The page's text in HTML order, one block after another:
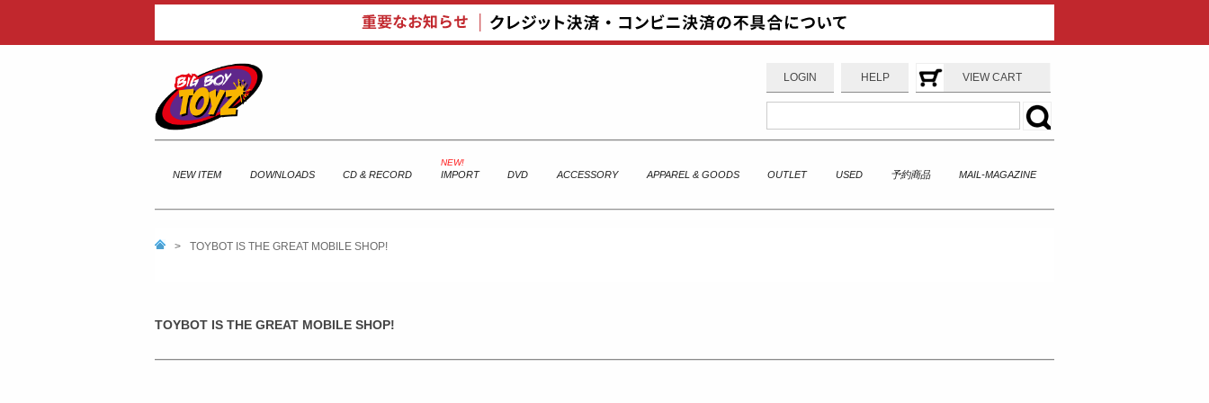
LOGIN HELP VIEW CART
NEW ITEM DOWNLOADS CD & RECORD IMPORT DVD ACCESSORY APPAREL & GOODS OUTLET USED 予約商品 MAIL-MAGAZINE
> TOYBOT IS THE GREAT MOBILE SHOP!
TOYBOT IS THE GREAT MOBILE SHOP!